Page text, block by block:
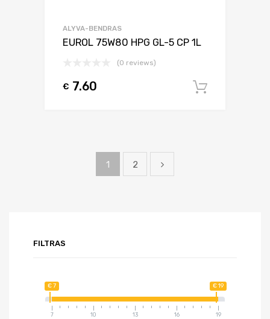
ALYVA-BENDRAS
EUROL 75W80 HPG GL-5 CP 1L
(0 reviews)
€ 7.60
1 2
FILTRAS
€ 7 € 19
7 10 13 16 19